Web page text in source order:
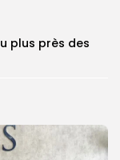
plus près des